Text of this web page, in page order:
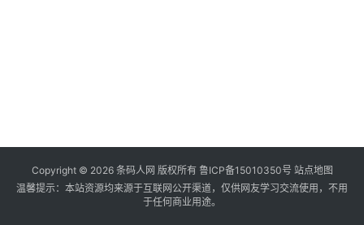
Copyright © 2026 条码人网 版权所有 鲁ICP备15010350号 站点地图
温馨提示：本站资源均来源于互联网公开渠道，仅供网友学习交流使用，不用
于任何商业用途。